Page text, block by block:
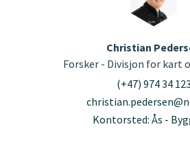
Christian
Forsker - Divisjon for kart
(+47) 974 34 123
Kontorsted: Ås -